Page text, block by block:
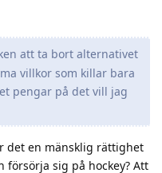
att ta bort alternativet
villkor som killar bara
pengar på det vill jag
det en mänsklig rättighet
försörja sig på hockey? Att